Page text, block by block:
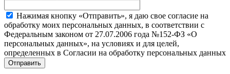
Нажимая кнопку «Отправить», я даю свое согласие на
обработку моих персональных данных, в соответствии с
Федеральным законом от 27.07.2006 года №152-ФЗ «О
персональных данных», на условиях и для целей,
определенных в Согласии на обработку персональных данных